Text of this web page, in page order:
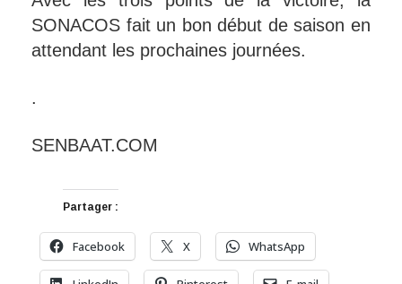
SONACOS fait un bon début de saison en
attendant les prochaines journées.
.
SENBAAT.COM
Partager :
Facebook X WhatsApp